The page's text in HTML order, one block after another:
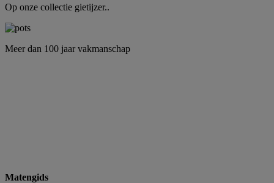
Op onze collectie gietijzer..
Meer dan 100 jaar vakmanschap
Matengids